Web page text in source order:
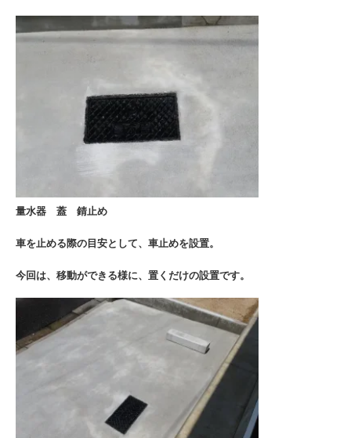
量水器 蓋 錆止め
車を止める際の目安として、車止めを設置。
今回は、移動ができる様に、置くだけの設置です。